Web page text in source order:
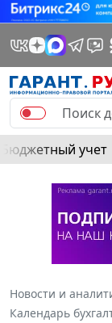
Бюджетный учет
Новости и
Календарь